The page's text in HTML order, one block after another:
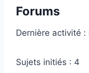
Forums
Dernière activité :
Sujets initiés : 4